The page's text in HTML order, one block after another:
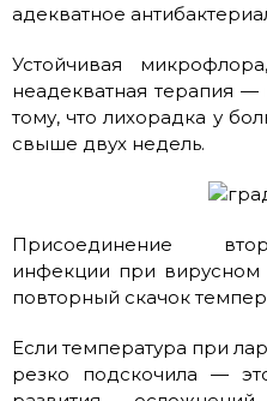
адекватное
Устойчивая
неадекватная терапия
тому, что лихорадка у
свыше двух недель.
Присоединение
инфекции при вирусном
повторный скачок
Если температура при
резко подскочила —